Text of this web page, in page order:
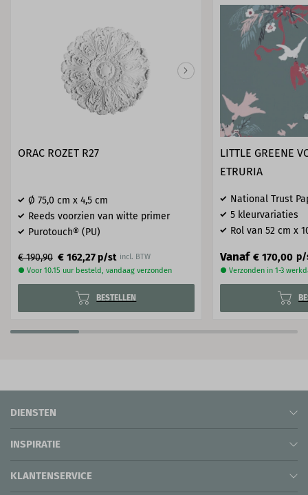
ORAC ROZET R27
Ø 75​,0 cm x 4,5 cm
Reeds voorzien van witte primer
Purotouch® (PU)
€ 190,90 € 162,27p/st incl. BTW
● Voor 10.15 uur besteld, vandaag verzonden
BESTELLEN
LITTLE GREENE
ETRURIA
National Trust
5 kleurvariaties
Rol van 52 cm x
Vanaf € 170,00 p/
● Verzonden in 1-3
DIENSTEN
INSPIRATIE
KLANTENSERVICE